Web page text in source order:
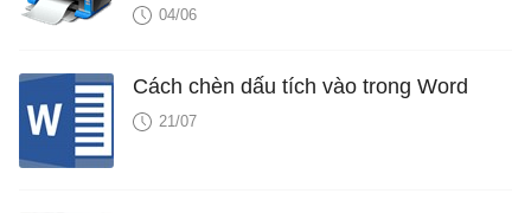
mặt04/06
Cách chèn dấu tích vào trong Word
21/07